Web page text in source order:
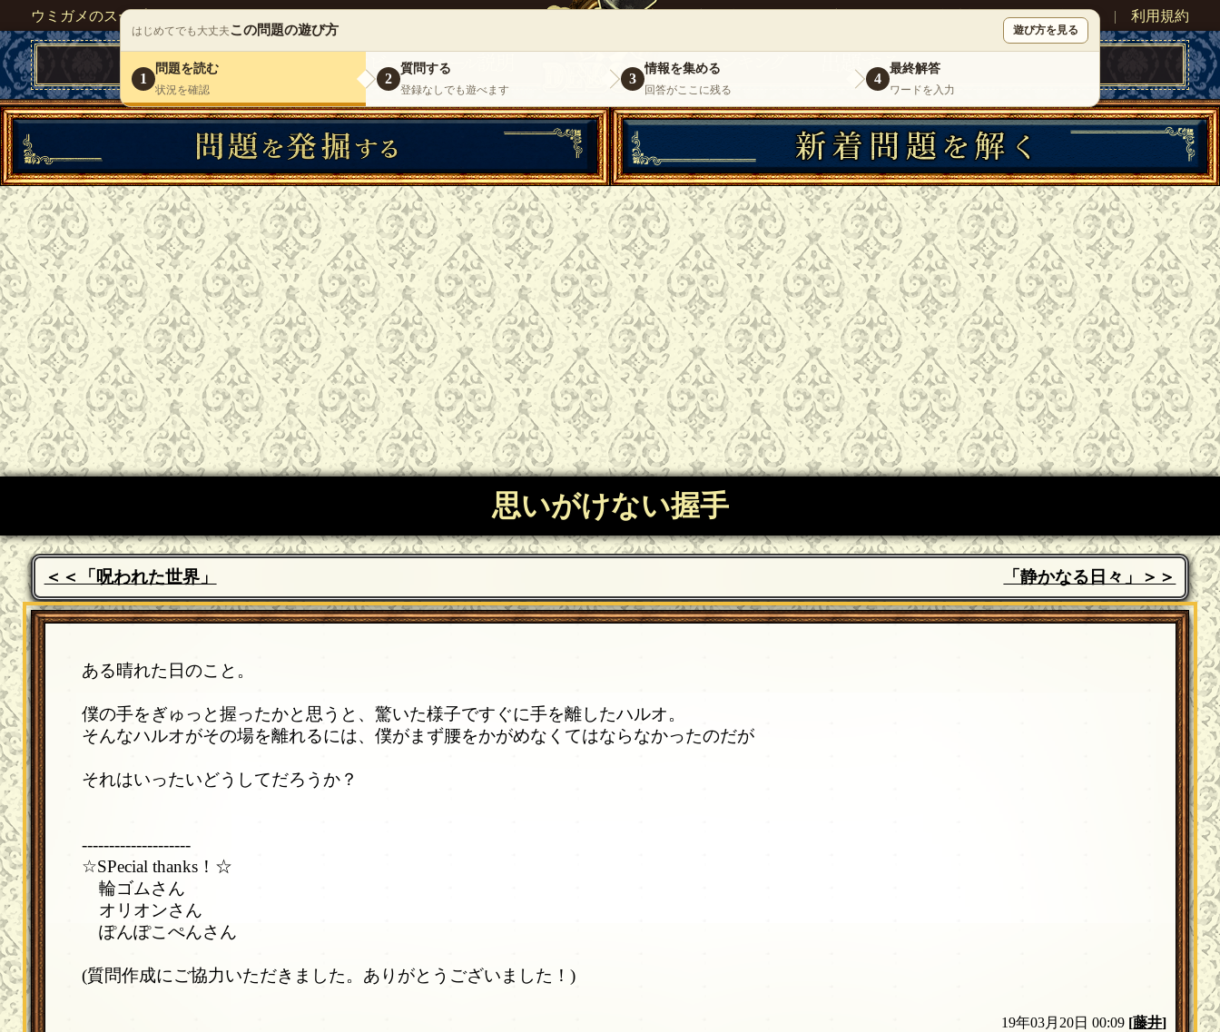
ウミガメのスープが１人で遊べる『 DEBONO（デボノ）』 |お問い合わせ|利用規約
思いがけない握手
＜＜「呪われた世界」 「静かなる日々」＞＞
はじめてでも大丈夫この問題の遊び方 遊び方を見る
1
問題を読む
状況を確認
2
質問する
登録なしでも遊べます
3
情報を集める
回答がここに残る
4
最終解答
ワードを入力
ある晴れた日のこと。
僕の手をぎゅっと握ったかと思うと、驚いた様子ですぐに手を離したハルオ。
そんなハルオがその場を離れるには、僕がまず腰をかがめなくてはならなかったのだが
それはいったいどうしてだろうか？
--------------------
☆SPecial thanks！☆
輪ゴムさん
オリオンさん
ぽんぽこぺんさん
(質問作成にご協力いただきました。ありがとうございました！)
19年03月20日 00:09 [藤井]